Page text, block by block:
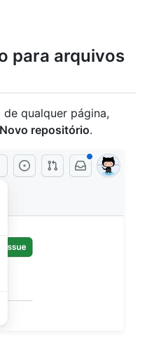
para arquivos
qualquer página,
Novo repositório.